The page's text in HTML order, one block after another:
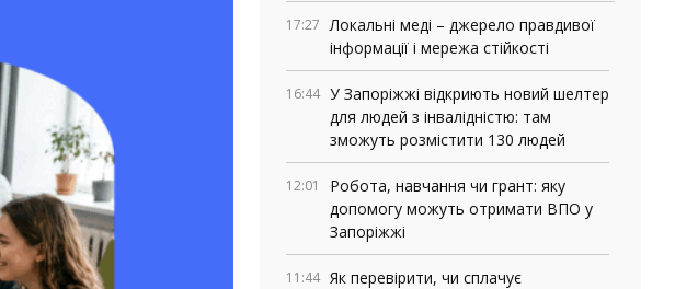
17:27 Локальні меді – джерело правдивої
інформації і мережа стійкості
16:44 У Запоріжжі відкриють новий шелтер
для людей з інвалідністю: там
зможуть розмістити 130 людей
12:01
Робота, навчання чи грант: яку
допомогу можуть отримати ВПО у
Запоріжжі
11:44 Як перевірити, чи сплачує